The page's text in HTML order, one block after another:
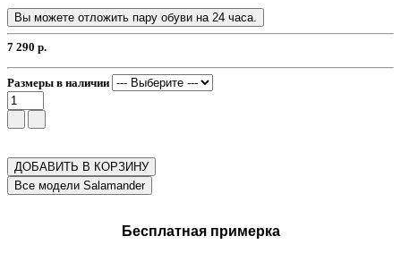
Вы можете отложить пару обуви на 24 часа.
7 290 р.
Размеры в наличии
ДОБАВИТЬ В КОРЗИНУ
Бесплатная примерка